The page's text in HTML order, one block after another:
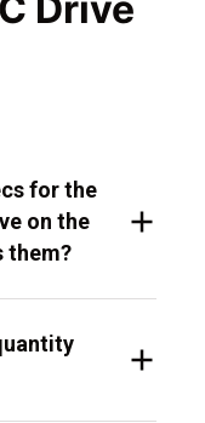
for the
on the
them?